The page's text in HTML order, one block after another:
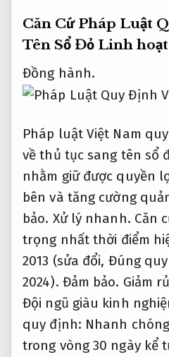
Căn Cứ Pháp Luật
Tên Sổ Đỏ Linh hoạt
Đồng hành.
Pháp luật Việt Nam
về thủ tục sang tên sổ
nhằm giữ được quyền
bên và tăng cường
bảo. Xử lý nhanh. Căn
trọng nhất thời điểm
2013 (sửa đổi, Đúng
2024). Đảm bảo. Giảm
Đội ngũ giàu kinh
quy định: Nhanh
trong vòng 30 ngày kể